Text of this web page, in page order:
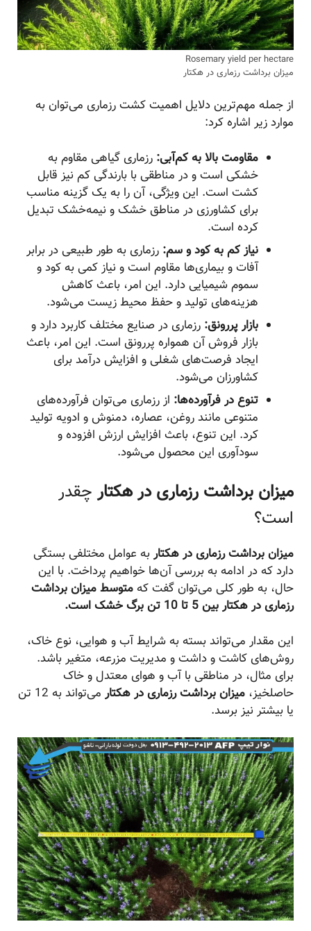
Rosemary yield per hectare
میزان برداشت رزماری در هکتار
از جمله مهم‌ترین دلایل اهمیت کشت رزماری می‌توان به
موارد زیر اشاره کرد:
مقاومت بالا به کم‌آبی: رزماری گیاهی مقاوم به
خشکی است و در مناطقی با بارندگی کم نیز قابل
کشت است. این ویژگی، آن را به یک گزینه مناسب
برای کشاورزی در مناطق خشک و نیمه‌خشک تبدیل
کرده است.
نیاز کم به کود و سم: رزماری به طور طبیعی در برابر
آفات و بیماری‌ها مقاوم است و نیاز کمی به کود و
سموم شیمیایی دارد. این امر، باعث کاهش
هزینه‌های تولید و حفظ محیط زیست می‌شود.
بازار پررونق: رزماری در صنایع مختلف کاربرد دارد و
بازار فروش آن همواره پررونق است. این امر، باعث
ایجاد فرصت‌های شغلی و افزایش درآمد برای
کشاورزان می‌شود.
تنوع در فرآورده‌ها: از رزماری می‌توان فرآورده‌های
متنوعی مانند روغن، عصاره، دمنوش و ادویه تولید
کرد. این تنوع، باعث افزایش ارزش افزوده و
سودآوری این محصول می‌شود.
میزان برداشت رزماری در هکتارچقدر
است؟
میزان برداشت رزماری در هکتار به عوامل مختلفی بستگی
دارد که در ادامه به بررسی آن‌ها خواهیم پرداخت. با این
حال، به طور کلی می‌توان گفت کهمتوسط میزان برداشت
رزماری در هکتار بین 5 تا 10 تن برگ خشک است.
این مقدار می‌تواند بسته به شرایط آب و هوایی، نوع خاک،
روش‌های کاشت و داشت و مدیریت مزرعه، متغیر باشد.
برای مثال، در مناطقی با آب و هوای معتدل و خاک
حاصلخیز، میزان برداشت رزماری در هکتار
می‌تواند به 12 تن
یا بیشتر نیز برسد.